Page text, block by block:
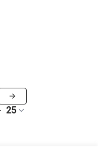
25